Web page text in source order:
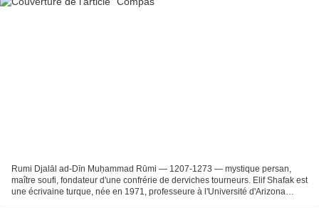
Rumi Djalāl ad-Dīn Muḥammad Rūmi — 1207-1273 — mystique persan,
maître soufi, fondateur d'une confrérie de derviches tourneurs. Elif Shafak est
une écrivaine turque, née en 1971, professeure à l'Université d'Arizona